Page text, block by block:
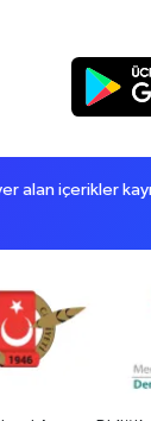
alan içerikler